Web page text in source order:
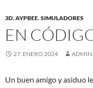
3D,AYPBEE,SIMULADORES
EN
27. ENERO 2024 ADMIN
Un buen amigo y asiduo